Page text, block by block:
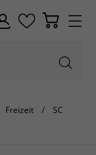
Freizeit
SC